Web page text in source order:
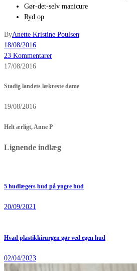
Gør-det-selv manicure
Ryd op
ByAnette Kristine Poulsen
18/08/2016
23 Kommentarer
17/08/2016
Stadig landets lækreste dame
19/08/2016
Helt ærligt, Anne P
Lignende indlæg
5 hudlægers bud på yngre hud
20/09/2021
Hvad plastikkirurgen gør ved egen hud
02/04/2023